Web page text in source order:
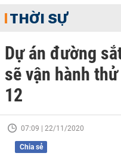
THỜI SỰ
Dự án đường
sẽ vận hành
12
07:09 | 22/11/2020
Chia sẻ